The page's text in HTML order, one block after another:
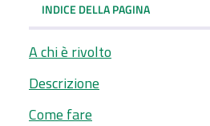
INDICE DELLA PAGINA
A chi è rivolto
Descrizione
Come fare